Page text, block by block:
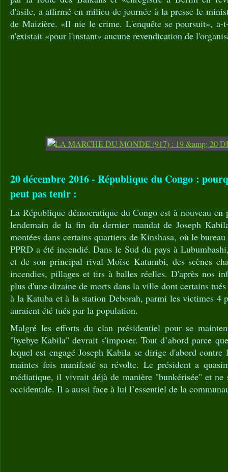
d'asile, a affirmé en milieu de journée à la presse le
de Maizière. «Il nie le crime. L'enquête se poursuit»,
n'existait «pour l'instant» aucune revendication de
20 décembre 2016 - République du Congo :
peut pas tenir :
La République démocratique du Congo est à nouveau
lendemain de la fin du dernier mandat de Joseph
montées dans certains quartiers de Kinshasa, où le
PPRD a été incendié. Dans le Sud du pays à
et de son principal rival Moïse Katumbi, des scènes
incendies, pillages et tirs à balles réelles. D'après nos
plus d'une dizaine de morts dans la ville dont certains
à la Katuba et à la station Deborah, parmi les victimes 4
auraient été tués par la population.
Malgré les efforts du clan présidentiel pour se
"byebye Kabila" devrait s'imposer. Tout d’abord parce
lequel est engagé Joseph Kabila se dirige d'abord
maintes fois manifesté sa révolte. Le président a
médiatique, il vivrait déjà de manière "bunkérisée" et ne
occidentale. Il a aussi face à lui l’essentiel de la